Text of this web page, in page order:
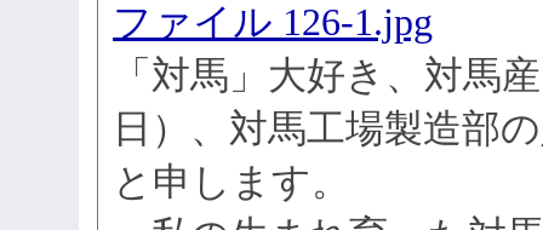
ファイル 126-1.jpg
「対馬」大好き、対
日）、対馬工場製造部
と申します。